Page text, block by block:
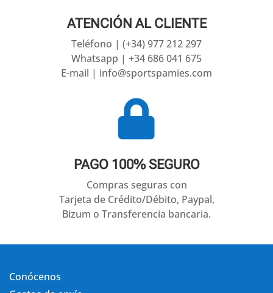
ATENCIÓN AL CLIENTE
Teléfono | (+34) 977 212 297
Whatsapp | +34 686 041 675
E-mail | info@sportspamies.com

PAGO 100% SEGURO
Compras seguras con
Tarjeta de Crédito/Débito, Paypal,
Bizum o Transferencia bancaria.
Conócenos